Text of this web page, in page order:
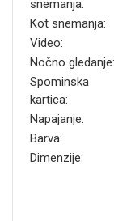
snemanja:
Kot snemanja:
Video:
Nočno gledanje:
Spominska
kartica:
Napajanje:
Barva:
Dimenzije: